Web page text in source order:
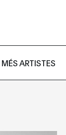
MÉS ARTISTES